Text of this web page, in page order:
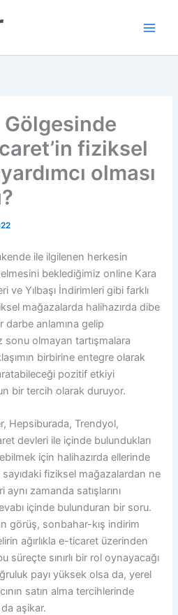
fiziksel
olması
ile ilgilenen herkesin
beklediğimiz online Kara
ve Yılbaşı İndirimleri gibi farklı
mağazalarda halihazırda dibe
darbe anlamına gelip
olmayan tartışmalara
birbirine entegre olarak
pozitif etkiyi
bir tercih olarak duruyor.
Hepsiburada, Trendyol,
devleri ile içinde bulundukları
için halihazırda ellerinde
sayıdaki fiziksel mağazalardan ne
zamanda satışlarını
içinde bulunduran bir soru.
görüş, sonbahar-kış indirim
ağırlıkla e-ticaret üzerinden
süreçte sınırlı bir rol oynayacağı
payı yüksek olsa da, yerel
satın alma tercihlerinde
aşikar.